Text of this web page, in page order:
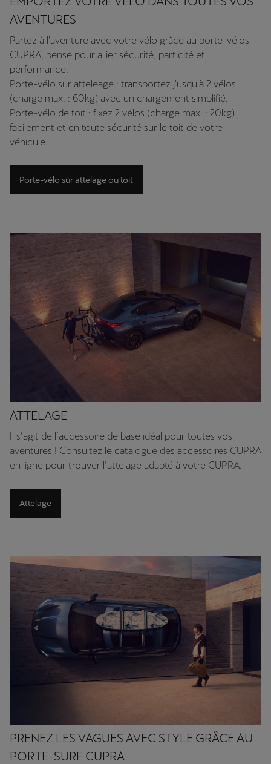
AVENTURES
Partez à l'aventure avec votre vélo grâce au porte-vélos
CUPRA, pensé pour allier sécurité, particité et
performance.
Porte-vélo sur atteleage : transportez j'usqu'à 2 vélos
(charge max. : 60kg) avec un chargement simplifié.
Porte-vélo de toit : fixez 2 vélos (charge max. : 20kg)
facilement et en toute sécurité sur le toit de votre
véhicule.
Porte-vélo sur attelage ou toit
ATTELAGE
Il s’agit de l’accessoire de base idéal pour toutes vos
aventures ! Consultez le catalogue des accessoires CUPRA
en ligne pour trouver l’attelage adapté à votre CUPRA.
Attelage
PRENEZ LES VAGUES AVEC STYLE GRÂCE AU
PORTE-SURF CUPRA